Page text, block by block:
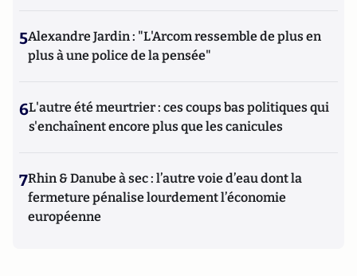
5Alexandre Jardin : "L'Arcom ressemble de plus en
plus à une police de la pensée"
6L'autre été meurtrier : ces coups bas politiques qui
s'enchaînent encore plus que les canicules
7Rhin & Danube à sec : l’autre voie d’eau dont la
fermeture pénalise lourdement l’économie
européenne